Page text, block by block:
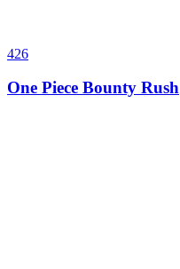
426
One Piece Bounty Rush